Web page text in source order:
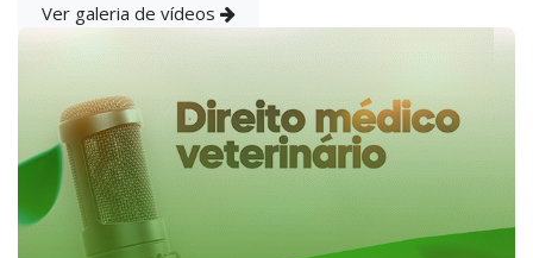
Ver galeria de vídeos